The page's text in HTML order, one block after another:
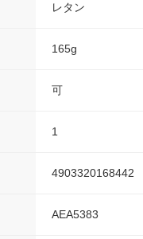
レタン
165g
可
1
4903320168442
AEA5383